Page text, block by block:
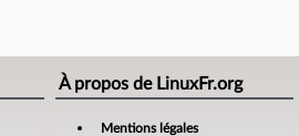
À propos de LinuxFr.org
Mentions légales